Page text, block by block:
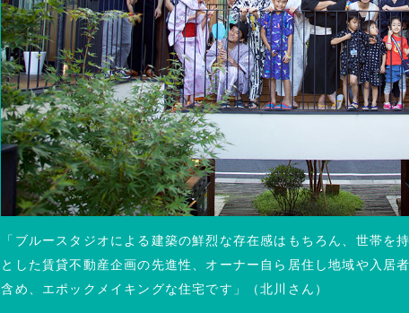
「ブルースタジオによる建築の鮮烈な存在感はもちろん、世帯を
とした賃貸不動産企画の先進性、オーナー自ら居住し地域や入居
含め、エポックメイキングな住宅です」（北川さん）